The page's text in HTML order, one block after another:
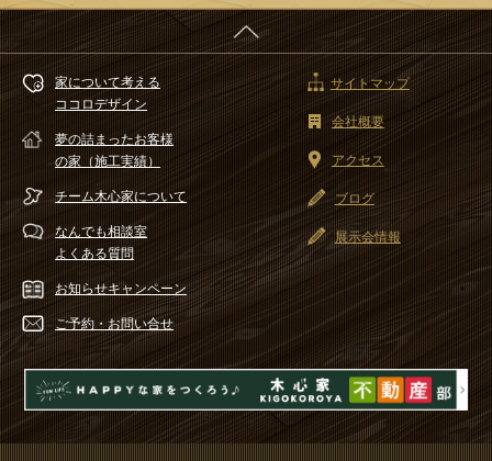
家について考える
ココロデザイン
夢の詰まったお客様
の家（施工実績）
チーム木心家について
なんでも相談室
よくある質問
お知らせキャンペーン
ご予約・ お問い合せ
サイトマップ
会社概要
アクセス
ブログ
展示会情報